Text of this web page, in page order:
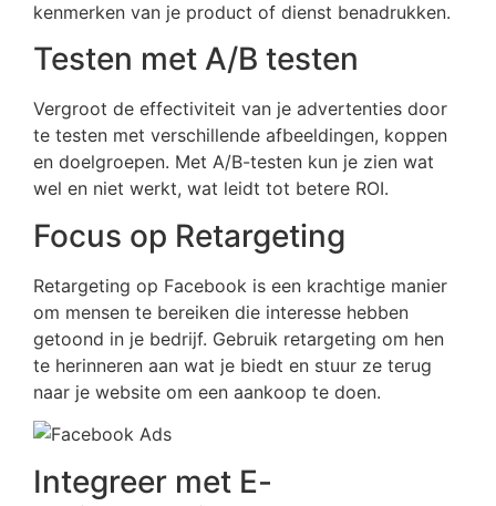
kenmerken van je product of dienst benadrukken.
Testen met A/B testen
Vergroot de effectiviteit van je advertenties door
te testen met verschillende afbeeldingen, koppen
en doelgroepen. Met A/B-testen kun je zien wat
wel en niet werkt, wat leidt tot betere ROI.
Focus op Retargeting
Retargeting op Facebook is een krachtige manier
om mensen te bereiken die interesse hebben
getoond in je bedrijf. Gebruik retargeting om hen
te herinneren aan wat je biedt en stuur ze terug
naar je website om een aankoop te doen.
Integreer met E-